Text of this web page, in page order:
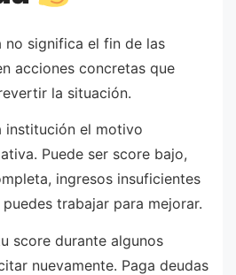
no significa el fin de las
acciones concretas que
la situación.
institución el motivo
Puede ser score bajo,
ingresos insuficientes
trabajar para mejorar.
score durante algunos
nuevamente. Paga deudas